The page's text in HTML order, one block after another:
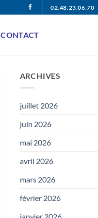
02.48.23.06.70
CONTACT
ARCHIVES
juillet 2026
juin 2026
mai 2026
avril 2026
mars 2026
février 2026
janvier 2026